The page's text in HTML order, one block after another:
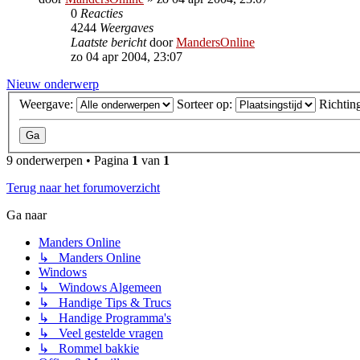
0 Reacties
4244 Weergaves
Laatste berichtdoorMandersOnline
zo 04 apr 2004, 23:07
Nieuw onderwerp
Weergave:
Sorteer op:
9 onderwerpen • Pagina 1 van 1
Terug naar het forumoverzicht
Ga naar
Manders Online
↳ Manders Online
Windows
↳ Windows Algemeen
↳ Handige Tips & Trucs
↳ Handige Programma's
↳ Veel gestelde vragen
↳ Rommel bakkie